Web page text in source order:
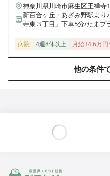
【非常勤｜病棟看護師】
有給取得率95％超◎｜働
ミックス病院
神奈川県川崎市麻生区王禅寺
新百合ヶ丘・あざみ野駅より
寺東３丁目」下車5分/たまプ
病院 4週8休以上 月給34.6万
他の条件
ジストリー 看護師の転職マ